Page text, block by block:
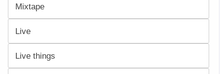
Mixtape
Live
Live things